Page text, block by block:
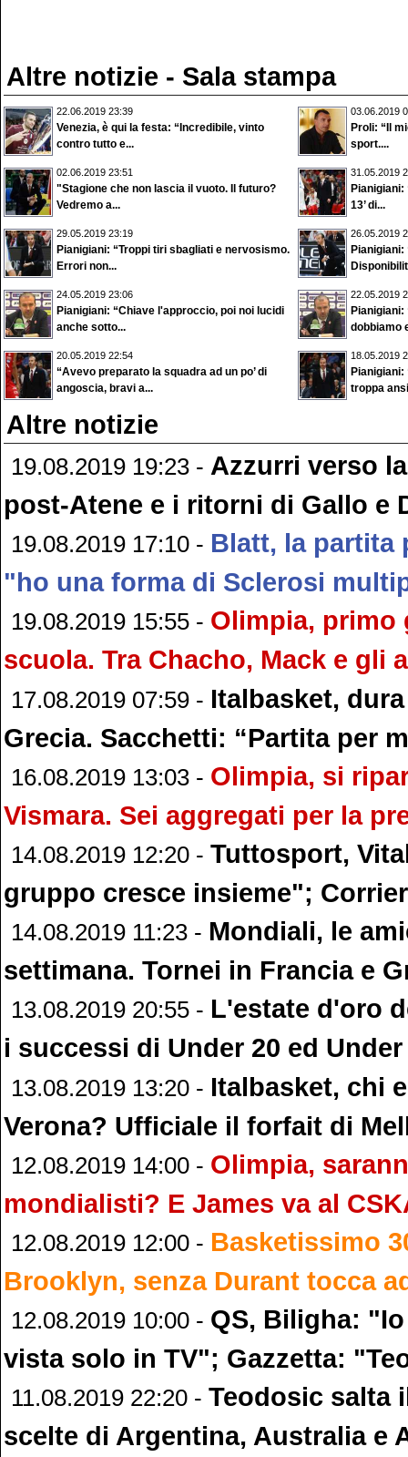
Altre notizie - Sala stampa
22.06.2019 23:39
Venezia, è qui la festa: “Incredibile, vinto
contro tutto e...
03.06.2019
Proli: “Il
sport....
02.06.2019 23:51
"Stagione che non lascia il vuoto. Il futuro?
Vedremo a...
31.05.2019
13’ di...
29.05.2019 23:19
Pianigiani: “Troppi tiri sbagliati e nervosismo.
Errori non...
26.05.2019
24.05.2019 23:06
Pianigiani: “Chiave l'approccio, poi noi lucidi
anche sotto...
22.05.2019
dobbiamo
20.05.2019 22:54
“Avevo preparato la squadra ad un po’ di
angoscia, bravi a...
18.05.2019
troppa
Altre notizie
19.08.2019 19:23 - Azzurri verso
post-Atene e i ritorni di Gallo e
19.08.2019 17:10 - Blatt, la partita
"ho una forma di Sclerosi
19.08.2019 15:55 - Olimpia, primo
scuola. Tra Chacho, Mack e gli
17.08.2019 07:59 - Italbasket,
Grecia. Sacchetti: “Partita per
16.08.2019 13:03 - Olimpia, si
Vismara. Sei aggregati per la
14.08.2019 12:20 - Tuttosport,
gruppo cresce insieme";
14.08.2019 11:23 - Mondiali, le
settimana. Tornei in Francia e
13.08.2019 20:55 - L'estate d'oro
i successi di Under 20 ed Under
13.08.2019 13:20 - Italbasket, chi
Verona? Ufficiale il forfait di
12.08.2019 14:00 - Olimpia,
mondialisti? E James va al
12.08.2019 12:00 - Basketissimo
Brooklyn, senza Durant tocca
12.08.2019 10:00 - QS, Biligha:
vista solo in TV"; Gazzetta:
11.08.2019 22:20 - Teodosic salta
scelte di Argentina, Australia e